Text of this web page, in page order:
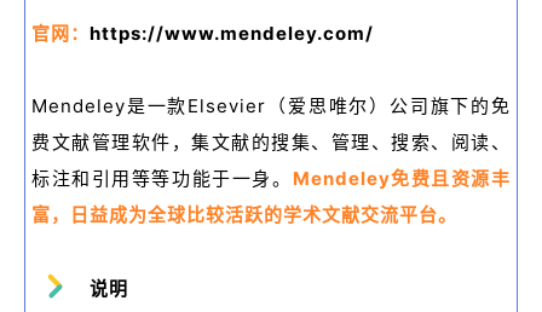
官网： https://www.mendeley.com/
Mendeley是一款Elsevier（爱思唯尔）公司旗下的免
费文献管理软件，集文献的搜集、管理、搜索、阅读、
标注和引用等等功能于一身。 Mendeley免费且资源丰
富，日益成为全球比较活跃的学术文献交流平台。
说明